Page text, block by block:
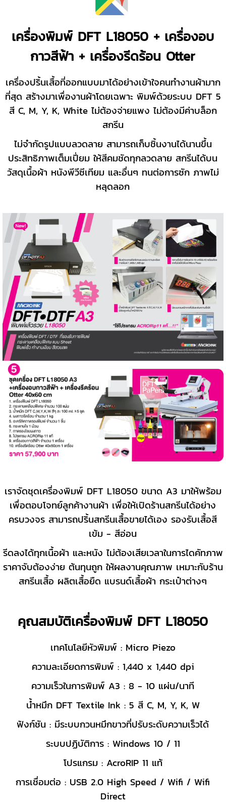
เครื่องพิมพ์ DFT L18050 + เครื่องอบ
กาวสีฟ้า + เครื่องรีดร้อน Otter
เครื่องปริ้นเสื้อที่ออกแบบมาได้อย่างเข้าใจคนทำงานผ้ามาก
ที่สุด สร้างมาเพื่องานผ้าโดยเฉพาะ พิมพ์ด้วยระบบ DFT 5
สี C, M, Y, K, White ไม่ต้องจ่ายแพง ไม่ต้องมีค่าบล็อก
สกรีน
ไม่จำกัดรูปแบบลวดลาย สามารถเก็บชิ้นงานได้นานขึ้น
ประสิทธิภาพเต็มเปี่ยม ให้สีคมชัดทุกลวดลาย สกรีนได้บน
วัสดุเนื้อผ้า หนังพีวีซีเทียม และอื่นๆ ทนต่อการซัก ภาพไม่
หลุดลอก
เราจัดชุดเครื่องพิมพ์ DFT L18050 ขนาด A3 มาให้พร้อม
เพื่อตอบโจทย์ลูกค้างานผ้า เพื่อให้เปิดร้านสกรีนได้อย่าง
ครบวงจร สามารถปริ้นสกรีนเสื้อขายได้เอง รองรับเสื้อสี
เข้ม - สีอ่อน
รีดลงได้ทุกเนื้อผ้า และหนัง ไม่ต้องเสียเวลาในการไดคัทภาพ
ราคาจับต้องง่าย ต้นทุนถูก ให้ผลงานคุณภาพ เหมาะกับร้าน
สกรีนเสื้อ ผลิตเสื้อยืด แบรนด์เสื้อผ้า กระเป๋าต่างๆ
คุณสมบัติเครื่องพิมพ์ DFT L18050
เทคโนโลยีหัวพิมพ์ : Micro Piezo
ความละเอียดการพิมพ์ : 1,440 x 1,440 dpi
ความเร็วในการพิมพ์ A3 : 8 - 10 แผ่น/นาที
น้ำหมึก DFT Textile Ink : 5 สี C, M, Y, K, W
ฟังก์ชัน : มีระบบกวนหมึกขาวที่ปรับระดับความเร็วได้
ระบบปฏิบัติการ : Windows 10 / 11
โปรแกรม : AcroRIP 11 แท้
การเชื่อมต่อ : USB 2.0 High Speed / Wifi / Wifi
Direct